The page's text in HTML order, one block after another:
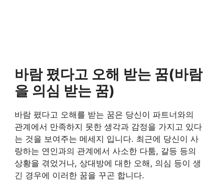
바람 폈다고 오해 받는 꿈(바람
을 의심 받는 꿈)
바람 폈다고 오해를 받는 꿈은 당신이 파트너와의
관계에서 만족하지 못한 생각과 감정을 가지고 있다
는 것을 보여주는 메세지 입니다. 최근에 당신이 사
랑하는 연인과의 관계에서 사소한 다툼, 갈등 등의
상황을 겪었거나, 상대방에 대한 오해, 의심 등이 생
긴 경우에 이러한 꿈을 꾸곤 합니다.